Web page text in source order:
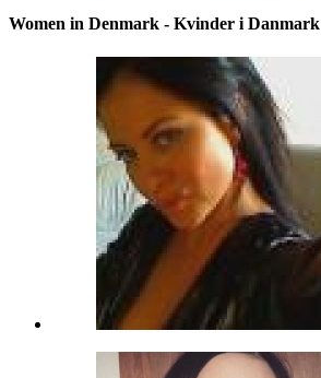
Women in Denmark - Kvinder i Danmark